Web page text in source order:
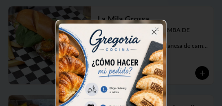
La Mila Grossa
Más de 650 grs de una BOMBA DE
SABOR!!!
Tremendo sandwich de milanesa de carne
bien tierna, queso provoleta fundido,
tomates cherrys confitados, pesto casero
y rúcula fresca.
Todo elaborado por nosotros, hasta el
pan, como debe ser!
$10.900
Close